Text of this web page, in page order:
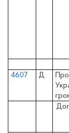
4607 Д